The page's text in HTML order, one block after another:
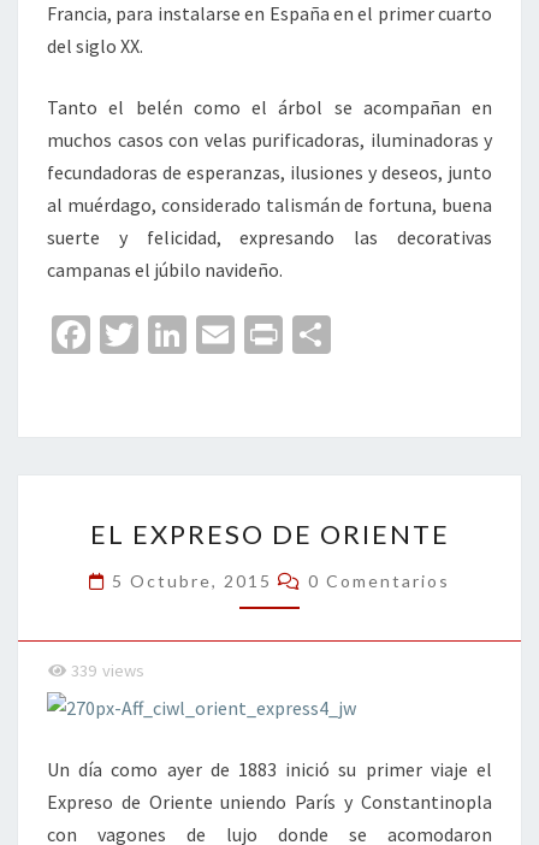
Francia, para instalarse en España en el primer cuarto
del siglo XX.
Tanto el belén como el árbol se acompañan en
muchos casos con velas purificadoras, iluminadoras y
fecundadoras de esperanzas, ilusiones y deseos, junto
al muérdago, considerado talismán de fortuna, buena
suerte y felicidad, expresando las decorativas
campanas el júbilo navideño.
Fa
o
o
k
T
er
Li
dI
n
E
l
Pr
p
ar
tir
EXPRESO
DE
ORIENTE
EL EXPRESO DE ORIENTE
5 Octubre, 2015 Comentarios
0 Comentarios
339 views
Un día como ayer de 1883 inició su primer viaje el
Expreso de Oriente uniendo París y Constantinopla
con vagones de lujo donde se acomodaron